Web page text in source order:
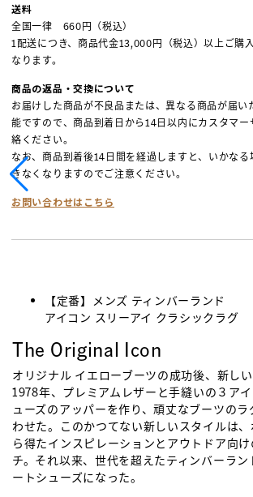
送料
全国一律 660円（税込）
1配送につき、商品代金13,000円（税込）以上ご購
なります。
商品の返品・交換について
お届けした商品が不良品または、異なる商品が届い
能ですので、商品到着日から14日以内にカスタマー
絡ください。
なお、商品到着後14日間を経過しますと、いかなる
きなくなりますのでご注意ください。
お問い合わせはこちら
【定番】メンズ ティンバーランド
アイコン スリーアイ クラシックラグ
The Original Icon
オリジナル イエローブーツの成功後、新しい
1978年、プレミアムレザーと手縫いの３ア
ューズのアッパーを作り、頑丈なブーツの
わせた。このかつてない新しいスタイルは
ら得たインスピレーションとアウトドア向
チ。それ以来、世代を超えたティンバーラン
ートシューズになった。